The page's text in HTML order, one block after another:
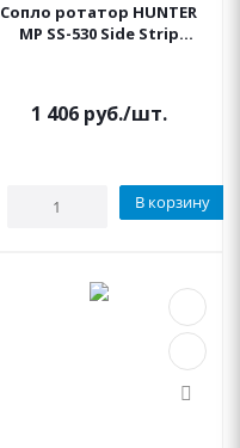
Сопло ротатор HUNTER
MP SS-530 Side Strip
1 406руб./шт.
В корзину